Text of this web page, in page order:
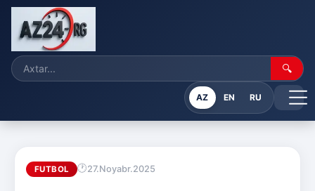
🔍
AZ EN RU
FUTBOL 27.Noyabr.2025